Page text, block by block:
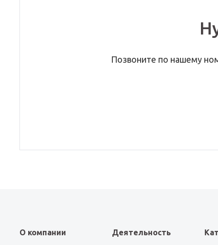
Позвоните по нашему
О компании Деятельность